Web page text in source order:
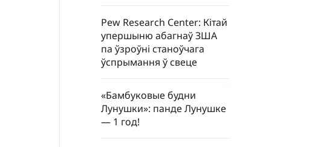
Pew Research Center: Кітай
упершыню абагнаў ЗША
па ўзроўні станоўчага
ўспрымання ў свеце
«Бамбуковые будни
Лунушки»: панде Лунушке
— 1 год!